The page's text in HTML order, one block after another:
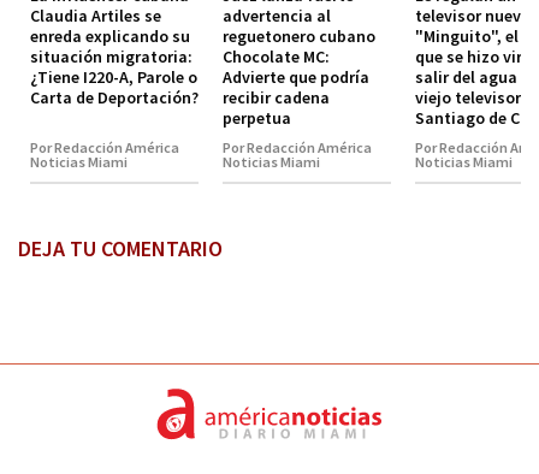
Claudia Artiles se
enreda explicando su
situación migratoria:
¿Tiene I220-A, Parole o
Carta de Deportación?
Por Redacción América
Noticias Miami
advertencia al
reguetonero cubano
Chocolate MC:
Advierte que podría
recibir cadena
perpetua
Por Redacción América
Noticias Miami
televisor nuevo
"Minguito", el
que se hizo
salir del agua
viejo televisor
Santiago de
Por Redacción
Noticias Miami
DEJA TU COMENTARIO